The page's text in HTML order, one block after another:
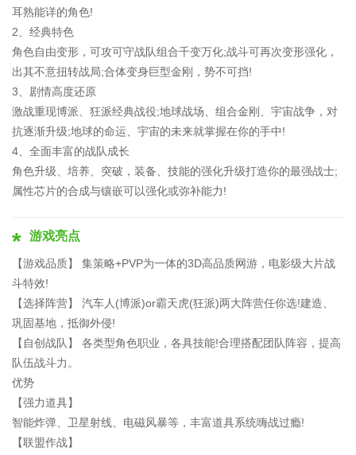
耳熟能详的角色!
2、经典特色
角色自由变形，可攻可守战队组合千变万化;战斗可再次变形强化，
出其不意扭转战局;合体变身巨型金刚，势不可挡!
3、剧情高度还原
激战重现博派、狂派经典战役;地球战场、组合金刚、宇宙战争，对
抗逐渐升级;地球的命运、宇宙的未来就掌握在你的手中!
4、全面丰富的战队成长
角色升级、培养、突破，装备、技能的强化升级打造你的最强战士;
属性芯片的合成与镶嵌可以强化或弥补能力!
游戏亮点
【游戏品质】 集策略+PVP为一体的3D高品质网游，电影级大片战
斗特效!
【选择阵营】 汽车人(博派)or霸天虎(狂派)两大阵营任你选!建造、
巩固基地，抵御外侵!
【自创战队】 各类型角色职业，各具技能!合理搭配团队阵容，提高
队伍战斗力。
优势
【强力道具】
智能炸弹、卫星射线、电磁风暴等，丰富道具系统嗨战过瘾!
【联盟作战】